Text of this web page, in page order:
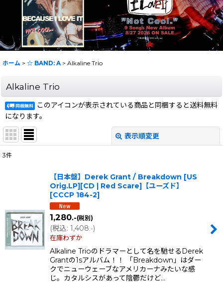
ホーム > ☆ BAND: A > Alkaline Trio
Alkaline Trio
このアイコンが表示されている商品と同梱すると送料無料
になります。
表示順変更
並び順:
3件
【日本盤】Derek Grant / Breakdown [US
Orig.LP][CD | Red Scare]【ユーズド】
[CCCP 184-2]
1,280.-(税別)
(税込: 1,408 .-)
在庫わずか
Alkaline Trioのドラマーとして名を馳せるDerek
Grantの1sアルバム！！ 「Breakdown」はダー
クでニューウェーブなアメリカーナみたいな感
じ。カタルシスがあって陰鬱だけど…